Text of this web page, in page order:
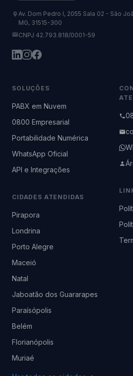
Av. Dom Pedro I, 2055 Sala 02 - São
MG, 31515-300
CNPJ 42.793.818/0001-59
SOLUÇÕES
PABX em Nuvem
0800 Empresarial
Portabilidade Numérica
WhatsApp Oficial
API e Integrações
CIDADES ATENDIDAS
Pirapora
Londrina
Porto Alegre
Maceió
Natal
Jaboatão dos Guararapes
Paraísópolis
Belém
Florianópolis
Muriaé